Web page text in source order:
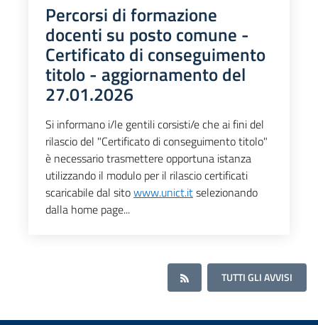
Percorsi di formazione
docenti su posto comune -
Certificato di conseguimento
titolo - aggiornamento del
27.01.2026
Si informano i/le gentili corsisti/e che ai fini del
rilascio del "Certificato di conseguimento titolo"
è necessario trasmettere opportuna istanza
utilizzando il modulo per il rilascio certificati
scaricabile dal sitowww.unict.itselezionando
dalla home page...
TUTTI GLI AVVISI